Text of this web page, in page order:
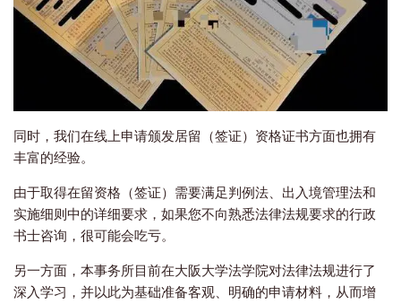
同时，我们在线上申请颁发居留（签证）资格证书方面也拥有
丰富的经验。
由于取得在留资格（签证）需要满足判例法、出入境管理法和
实施细则中的详细要求，如果您不向熟悉法律法规要求的行政
书士咨询，很可能会吃亏。
另一方面，本事务所目前在大阪大学法学院对法律法规进行了
深入学习，并以此为基础准备客观、明确的申请材料，从而增